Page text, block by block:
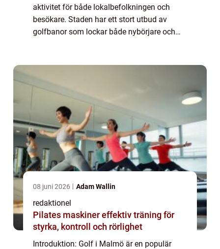
aktivitet för både lokalbefolkningen och
besökare. Staden har ett stort utbud av
golfbanor som lockar både nybörjare och
08 juni 2026 Adam Wallin
redaktionel
Pilates maskiner effektiv träning för
styrka, kontroll och rörlighet
Introduktion: Golf i Malmö är en populär